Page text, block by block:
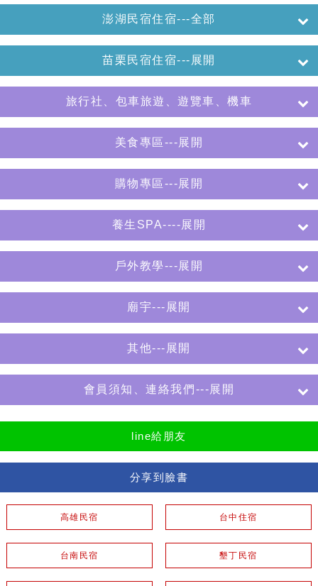
澎湖民宿住宿---全部
苗栗民宿住宿---展開
旅行社、包車旅遊、遊覽車、機車
美食專區---展開
購物專區---展開
養生SPA----展開
戶外教學---展開
廟宇---展開
其他---展開
會員須知、連絡我們---展開
line給朋友
分享到臉書
高雄民宿 台中住宿
台南民宿 墾丁民宿